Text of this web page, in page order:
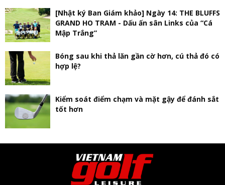
[Nhật ký Ban Giám khảo] Ngày 14: THE BLUFFS
GRAND HO TRAM - Dấu ấn sân Links của “Cá
Mập Trắng”
Bóng sau khi thả lăn gần cờ hơn, cú thả đó có
hợp lệ?
Kiểm soát điểm chạm và mặt gậy để đánh sắt
tốt hơn